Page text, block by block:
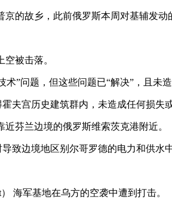
的故乡，此前俄罗斯本周对基辅发动
被击落。
”问题，但这些问题已“解决”，且未造
夫宫历史建筑群内，未造成任何损失
芬兰边境的俄罗斯维索茨克港附近。
致边境地区别尔哥罗德的电力和供水中
海军基地在乌方的空袭中遭到打击。